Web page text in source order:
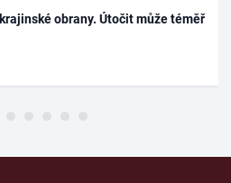
obrany. Útočit může téměř